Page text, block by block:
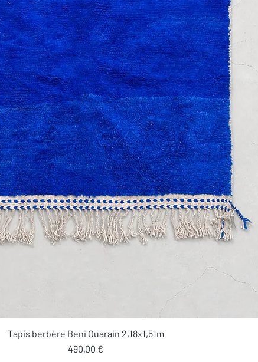
Aperçu rapide
Tapis berbère Beni Ouarain 2,18x1,51m
Prix
490,00 €